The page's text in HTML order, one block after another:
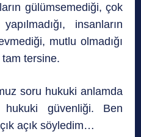
gülümsemediği, çok
insanların
mutlu olmadığı
tersine.
soru hukuki anlamda
güvenliği. Ben
açık söyledim…